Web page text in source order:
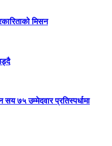
मिसन
७५ उम्मेदवार प्रतिस्पर्धामा